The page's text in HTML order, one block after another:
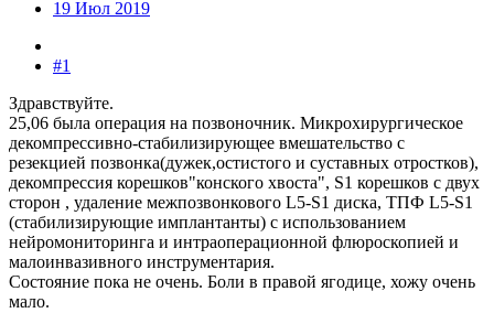
19 Июл 2019
#1
Здравствуйте.
25,06 была операция на позвоночник. Микрохирургическое
декомпрессивно-стабилизирующее вмешательство с
резекцией позвонка(дужек,остистого и суставных отростков),
декомпрессия корешков"конского хвоста", S1 корешков с двух
сторон , удаление межпозвонкового L5-S1 диска, ТПФ L5-S1
(стабилизирующие имплантанты) с использованием
нейромониторинга и интраоперационной флюроскопией и
малоинвазивного инструментария.
Состояние пока не очень. Боли в правой ягодице, хожу очень
мало.